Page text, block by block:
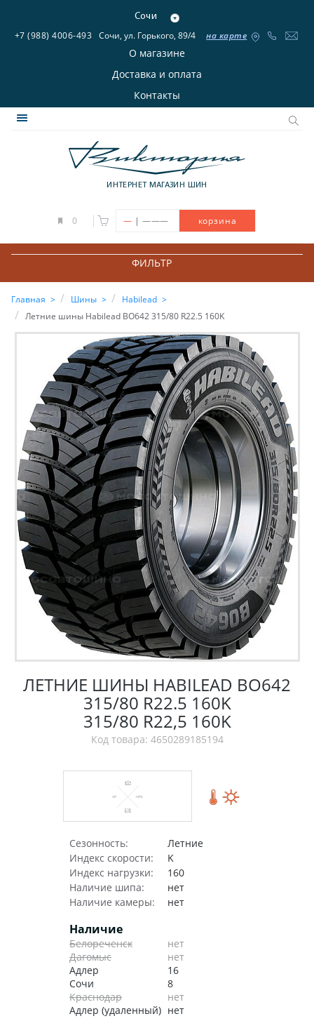
Сочи
+7 (988) 4006-493 Сочи, ул. Горького, 89/4 на карте
О магазине
Доставка и оплата
Контакты
ИНТЕРНЕТ МАГАЗИН ШИН
0 — | ——— корзина
ФИЛЬТР
Главная Шины
Habilead
Летние шины Habilead BO642 315/80 R22.5 160K
ЛЕТНИЕ ШИНЫ HABILEAD BO642
315/80 R22.5 160K
315/80 R22,5 160K
Код товара: 4650289185194
Сезонность:
Летние
Индекс скорости:
K
Индекс нагрузки:
160
Наличие шипа:
нет
Наличие камеры:
нет
Наличие
Белореченск
нет
Дагомыс
нет
Адлер
16
Сочи
8
Краснодар
нет
Адлер (удаленный) нет